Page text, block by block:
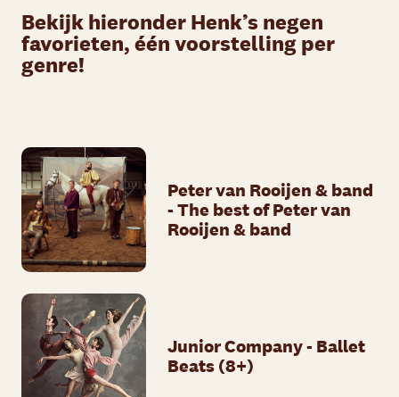
Bekijk hieronder Henk’s negen
favorieten, één voorstelling per
genre!
Peter van Rooijen & band
- The best of Peter van
Rooijen & band
Junior Company - Ballet
Beats (8+)